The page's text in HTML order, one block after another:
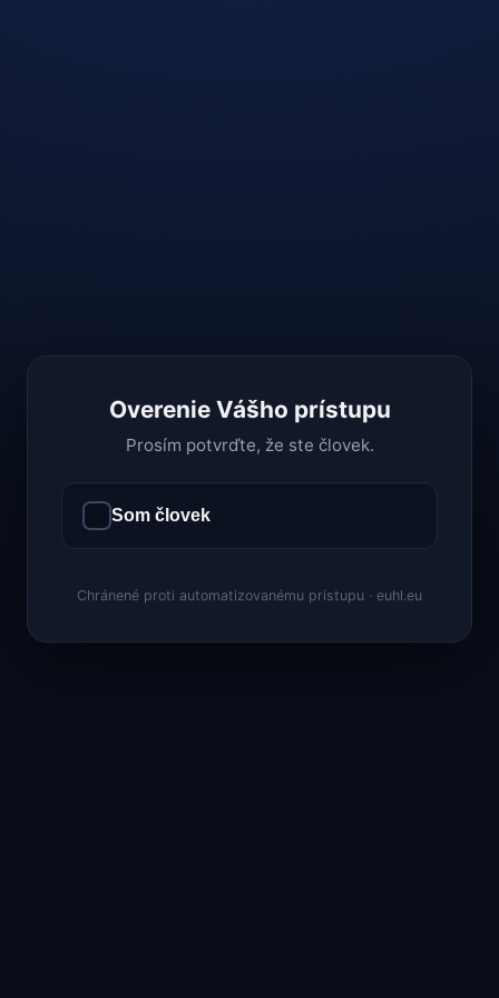
Overenie Vášho prístupu
Prosím potvrďte, že ste človek.
Som človek
Chránené proti automatizovanému prístupu · euhl.eu